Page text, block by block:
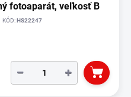
fotoaparát, veľkosť B
KÓD: HS22247
+
−